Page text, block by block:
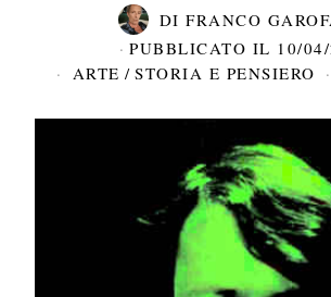
DIFRANCO
PUBBLICATO IL 10/
ARTE / STORIA E PENSIERO